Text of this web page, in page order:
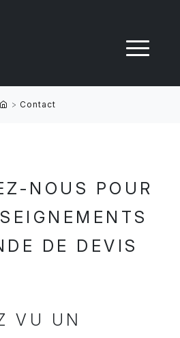
> Contact
NOUS POUR
DE DEVIS
VU UN